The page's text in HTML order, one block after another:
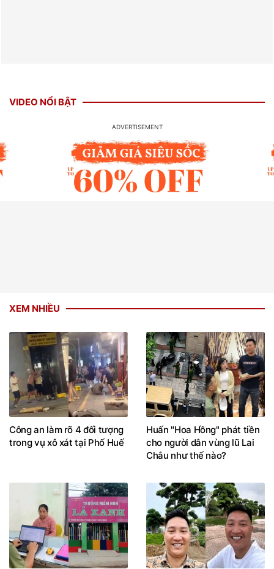
VIDEO NỔI BẬT
XEM NHIỀU
Công an làm rõ 4 đối tượng
trong vụ xô xát tại Phố Huế
Huấn "Hoa Hồng" phát tiền
cho người dân vùng lũ Lai
Châu như thế nào?